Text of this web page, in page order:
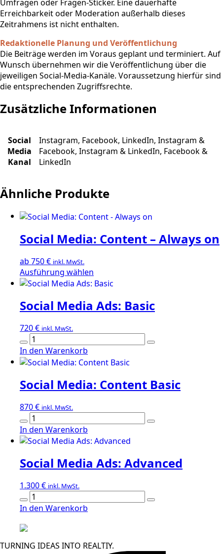
Umfragen oder Fragen-Sticker. Eine dauerhafte
Erreichbarkeit oder Moderation außerhalb dieses
Zeitrahmens ist nicht enthalten.
Redaktionelle Planung und Veröffentlichung
Die Beiträge werden im Voraus geplant und terminiert. Auf
Wunsch übernehmen wir die Veröffentlichung über die
jeweiligen Social-Media-Kanäle. Voraussetzung hierfür sind
die entsprechenden Zugriffsrechte.
Zusätzliche Informationen
Social
Media
Kanal
Instagram, Facebook, LinkedIn, Instagram &
Facebook, Instagram & LinkedIn, Facebook &
LinkedIn
Ähnliche Produkte
Social Media: Content – Always on
ab 750€ inkl. MwSt.
Ausführung wählen
Produkt
mehrere
Varianten
Die
Optionen
können
auf
der
Produktseite
werden
Social Media Ads: Basic
720€ inkl. MwSt.
Social
Media
Ads:
Menge
In den Warenkorb
Social Media: Content Basic
870€ inkl. MwSt.
Social
Media:
Content
Menge
In den Warenkorb
Social Media Ads: Advanced
1.300€ inkl. MwSt.
Social
Media
Advanced
In den Warenkorb
TURNING IDEAS INTO REALTIY.